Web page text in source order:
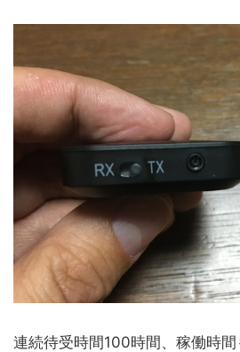
連続待受時間100時間、稼働時